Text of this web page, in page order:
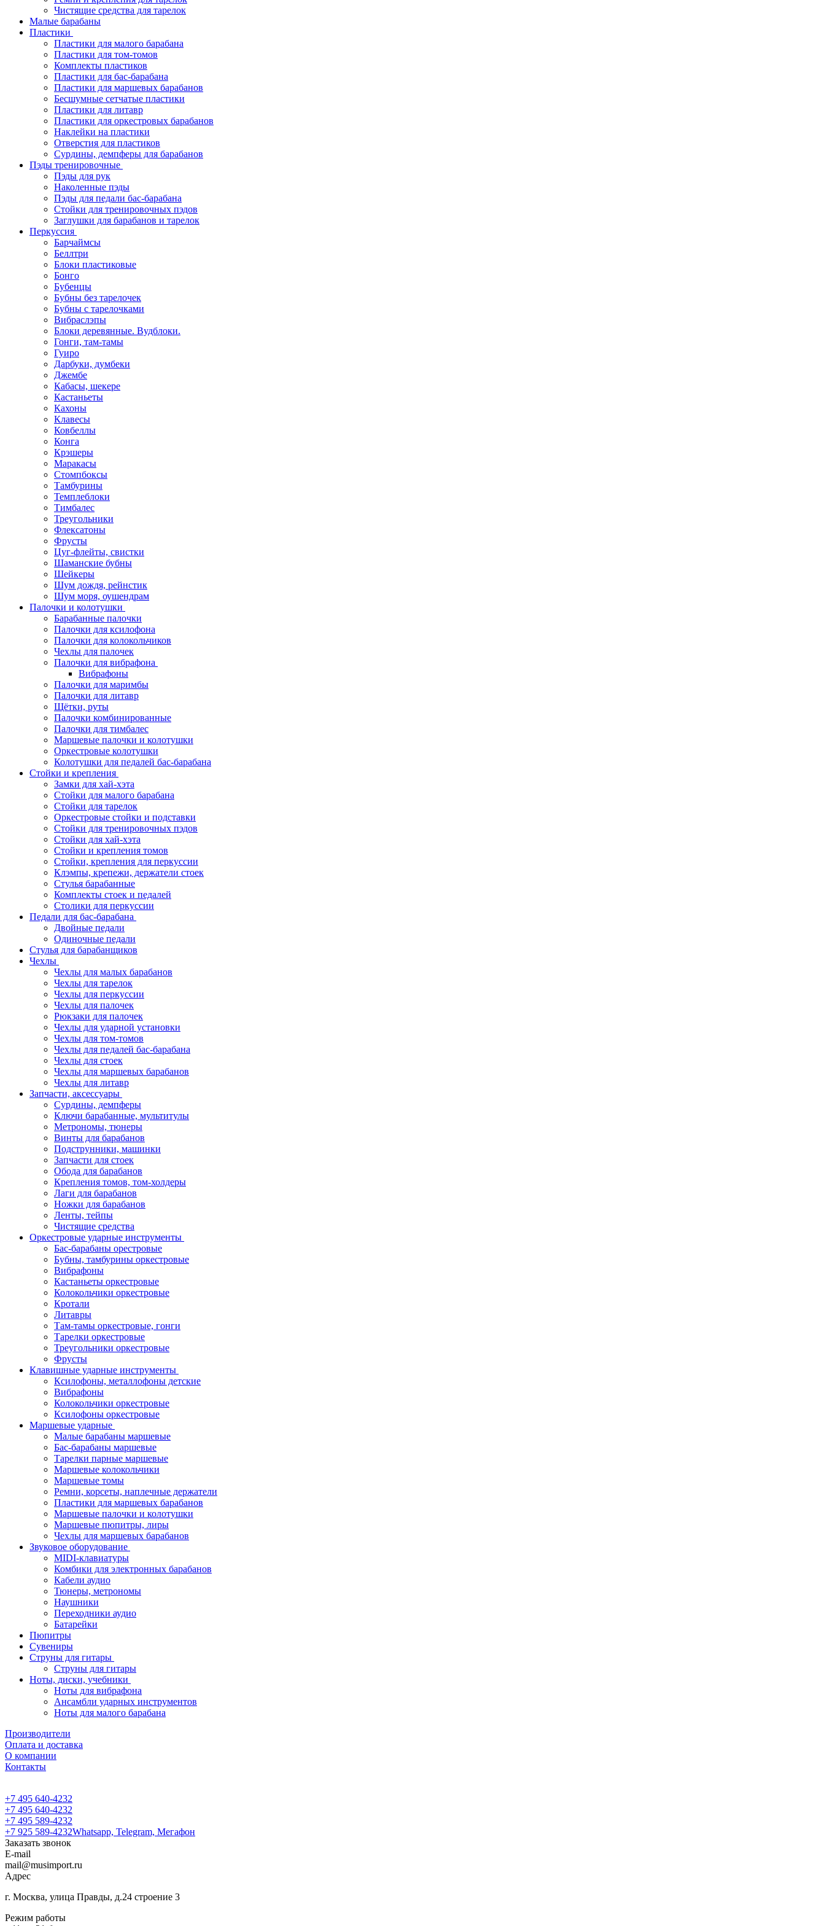
Чистящие средства для тарелок
Малые барабаны
Пластики
Пластики для малого барабана
Пластики для том-томов
Комплекты пластиков
Пластики для бас-барабана
Пластики для маршевых барабанов
Бесшумные сетчатые пластики
Пластики для литавр
Пластики для оркестровых барабанов
Наклейки на пластики
Отверстия для пластиков
Сурдины, демпферы для барабанов
Пэды тренировочные
Пэды для рук
Наколенные пэды
Пэды для педали бас-барабана
Стойки для тренировочных пэдов
Заглушки для барабанов и тарелок
Перкуссия
Барчаймсы
Беллтри
Блоки пластиковые
Бонго
Бубенцы
Бубны без тарелочек
Бубны с тарелочками
Вибраслэпы
Блоки деревянные. Вудблоки.
Гонги, там-тамы
Гуиро
Дарбуки, думбеки
Джембе
Кабасы, шекере
Кастаньеты
Кахоны
Клавесы
Ковбеллы
Конга
Крэшеры
Маракасы
Стомпбоксы
Тамбурины
Темплеблоки
Тимбалес
Треугольники
Флексатоны
Фрусты
Цуг-флейты, свистки
Шаманские бубны
Шейкеры
Шум дождя, рейнстик
Шум моря, оушендрам
Палочки и колотушки
Барабанные палочки
Палочки для ксилофона
Палочки для колокольчиков
Чехлы для палочек
Палочки для вибрафона
Вибрафоны
Палочки для маримбы
Палочки для литавр
Щётки, руты
Палочки комбинированные
Палочки для тимбалес
Маршевые палочки и колотушки
Оркестровые колотушки
Колотушки для педалей бас-барабана
Стойки и крепления
Замки для хай-хэта
Стойки для малого барабана
Стойки для тарелок
Оркестровые стойки и подставки
Стойки для тренировочных пэдов
Стойки для хай-хэта
Стойки и крепления томов
Стойки, крепления для перкуссии
Клэмпы, крепежи, держатели стоек
Стулья барабанные
Комплекты стоек и педалей
Столики для перкуссии
Педали для бас-барабана
Двойные педали
Одиночные педали
Стулья для барабанщиков
Чехлы
Чехлы для малых барабанов
Чехлы для тарелок
Чехлы для перкуссии
Чехлы для палочек
Рюкзаки для палочек
Чехлы для ударной установки
Чехлы для том-томов
Чехлы для педалей бас-барабана
Чехлы для стоек
Чехлы для маршевых барабанов
Чехлы для литавр
Запчасти, аксессуары
Сурдины, демпферы
Ключи барабанные, мультитулы
Метрономы, тюнеры
Винты для барабанов
Подструнники, машинки
Запчасти для стоек
Обода для барабанов
Крепления томов, том-холдеры
Лаги для барабанов
Ножки для барабанов
Ленты, тейпы
Чистящие средства
Оркестровые ударные инструменты
Бас-барабаны орестровые
Бубны, тамбурины оркестровые
Вибрафоны
Кастаньеты оркестровые
Колокольчики оркестровые
Кротали
Литавры
Там-тамы оркестровые, гонги
Тарелки оркестровые
Треугольники оркестровые
Фрусты
Клавишные ударные инструменты
Ксилофоны, металлофоны детские
Вибрафоны
Колокольчики оркестровые
Ксилофоны оркестровые
Маршевые ударные
Малые барабаны маршевые
Бас-барабаны маршевые
Тарелки парные маршевые
Маршевые колокольчики
Маршевые томы
Ремни, корсеты, наплечные держатели
Пластики для маршевых барабанов
Маршевые палочки и колотушки
Маршевые пюпитры, лиры
Чехлы для маршевых барабанов
Звуковое оборудование
MIDI-клавиатуры
Комбики для электронных барабанов
Кабели аудио
Тюнеры, метрономы
Наушники
Переходники аудио
Батарейки
Пюпитры
Сувениры
Струны для гитары
Струны для гитары
Ноты, диски, учебники
Ноты для вибрафона
Ансамбли ударных инструментов
Ноты для малого барабана
Производители
Оплата и доставка
О компании
Контакты
+7 495 640-4232
+7 495 640-4232
+7 495 589-4232
+7 925 589-4232Whatsapp, Telegram, Мегафон
Заказать звонок
E-mail
mail@musimport.ru
Адрес
г. Москва, улица Правды, д.24 строение 3
Режим работы